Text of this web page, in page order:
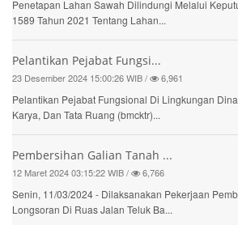
Penetapan Lahan Sawah Dilindungi Melalui
1589 Tahun 2021 Tentang Lahan...
Pelantikan Pejabat Fungsi...
23 Desember 2024 15:00:26 WIB / 6,961
Pelantikan Pejabat Fungsional Di Lingkungan
Karya, Dan Tata Ruang (bmcktr)...
Pembersihan Galian Tanah ...
12 Maret 2024 03:15:22 WIB / 6,766
Senin, 11/03/2024 - Dilaksanakan Pekerjaan
Longsoran Di Ruas Jalan Teluk Ba...